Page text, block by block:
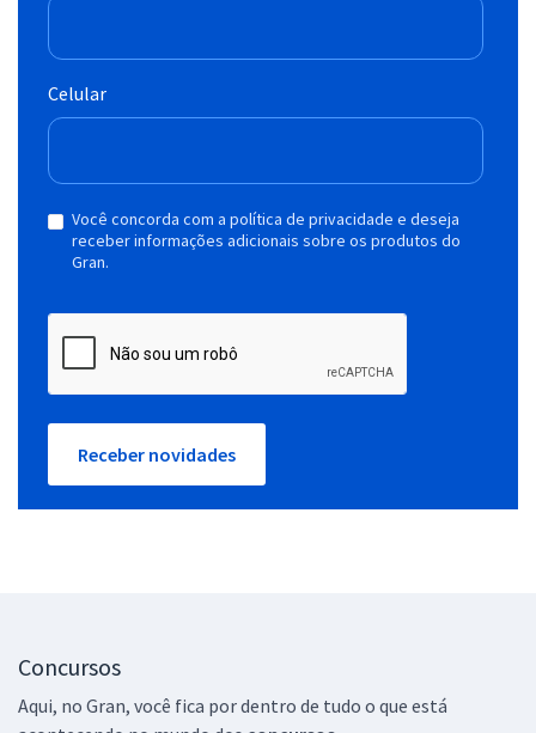
Celular
Você concorda com a política de privacidade e deseja
receber informações adicionais sobre os produtos do
Gran.
Receber novidades
Concursos
Aqui, no Gran, você fica por dentro de tudo o que está